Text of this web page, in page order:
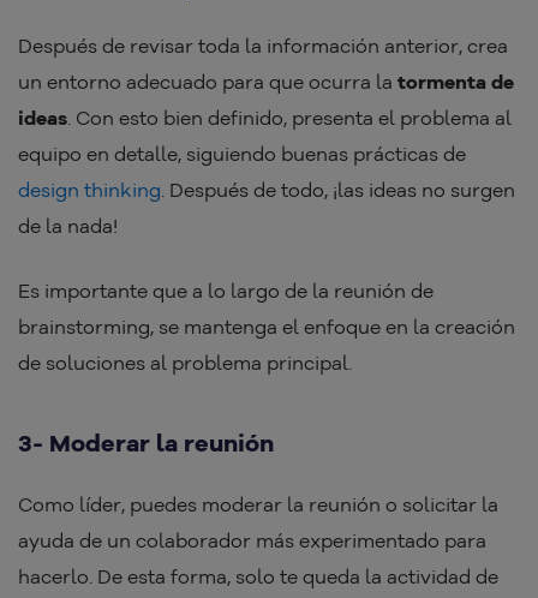
Después de revisar toda la información anterior, crea
un entorno adecuado para que ocurra la tormenta de
ideas . Con esto bien definido, presenta el problema al
equipo en detalle, siguiendo buenas prácticas de
design thinking . Después de todo, ¡las ideas no surgen
de la nada!
Es importante que a lo largo de la reunión de
brainstorming, se mantenga el enfoque en la creación
de soluciones al problema principal.
3- Moderar la reunión
Como líder, puedes moderar la reunión o solicitar la
ayuda de un colaborador más experimentado para
hacerlo. De esta forma, solo te queda la actividad de